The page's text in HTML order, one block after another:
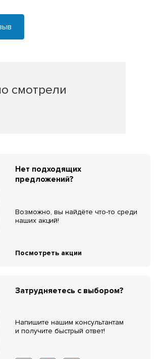
смотрели
Нет подходящих
предложений?
Возможно, вы найдёте что-то среди
наших акций!
Посмотреть акции
Затрудняетесь с выбором?
Напишите нашим консультантам
и получите быстрый ответ!